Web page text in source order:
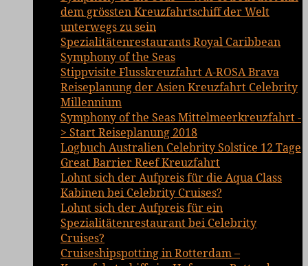
dem grössten Kreuzfahrtschiff der Welt
unterwegs zu sein
Spezialitätenrestaurants Royal Caribbean
Symphony of the Seas
Stippvisite Flusskreuzfahrt A-ROSA Brava
Reiseplanung der Asien Kreuzfahrt Celebrity
Millennium
Symphony of the Seas Mittelmeerkreuzfahrt -
> Start Reiseplanung 2018
Logbuch Australien Celebrity Solstice 12 Tage
Great Barrier Reef Kreuzfahrt
Lohnt sich der Aufpreis für die Aqua Class
Kabinen bei Celebrity Cruises?
Lohnt sich der Aufpreis für ein
Spezialitätenrestaurant bei Celebrity
Cruises?
Cruiseshipspotting in Rotterdam –